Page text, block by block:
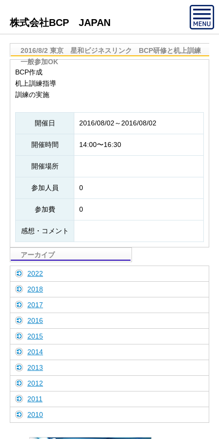
株式会社BCP JAPAN
2016/8/2 東京 星和ビジネスリンク BCP研修と机上訓練
一般参加OK
BCP作成
机上訓練指導
訓練の実施
開催日 2016/08/02～2016/08/02
開催時間 14:00〜16:30
開催場所
参加人員 0
参加費 0
感想・コメント
アーカイブ
2022
2018
2017
2016
2015
2014
2013
2012
2011
2010